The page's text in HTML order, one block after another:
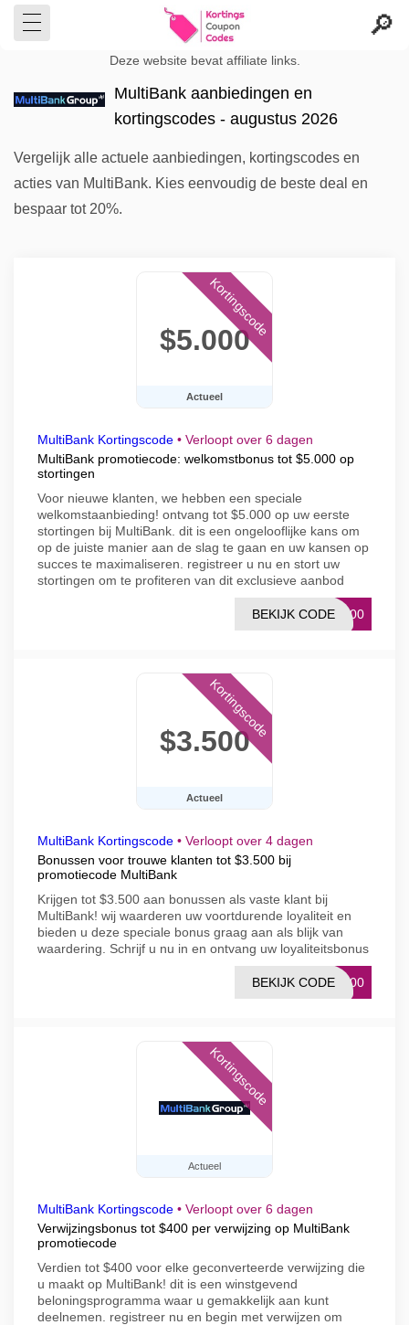
Deze website bevat affiliate links.
MultiBank aanbiedingen en
kortingscodes - augustus 2026
Vergelijk alle actuele aanbiedingen, kortingscodes en
acties van MultiBank. Kies eenvoudig de beste deal en
bespaar tot 20%.
$5.000
Actueel
Kortingscode
MultiBank Kortingscode • Verloopt over 6 dagen
MultiBank promotiecode: welkomstbonus tot $5.000 op
stortingen
Voor nieuwe klanten, we hebben een speciale
welkomstaanbieding! ontvang tot $5.000 op uw eerste
stortingen bij MultiBank. dit is een ongelooflijke kans om
op de juiste manier aan de slag te gaan en uw kansen op
succes te maximaliseren. registreer u nu en stort uw
stortingen om te profiteren van dit exclusieve aanbod
5000
BEKIJK CODE
$3.500
Actueel
Kortingscode
MultiBank Kortingscode • Verloopt over 4 dagen
Bonussen voor trouwe klanten tot $3.500 bij
promotiecode MultiBank
Krijgen tot $3.500 aan bonussen als vaste klant bij
MultiBank! wij waarderen uw voortdurende loyaliteit en
bieden u deze speciale bonus graag aan als blijk van
waardering. Schrijf u nu in en ontvang uw loyaliteitsbonus
3500
BEKIJK CODE
Actueel
Kortingscode
MultiBank Kortingscode • Verloopt over 6 dagen
Verwijzingsbonus tot $400 per verwijzing op MultiBank
promotiecode
Verdien tot $400 voor elke geconverteerde verwijzing die
u maakt op MultiBank! dit is een winstgevend
beloningsprogramma waar u gemakkelijk aan kunt
deelnemen. registreer nu en begin met verwijzen om